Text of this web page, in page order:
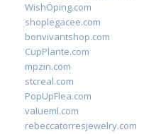
WishOping.com
shoplegacee.com
bonvivantshop.com
CupPlante.com
mpzin.com
stcreal.com
PopUpFlea.com
valueml.com
rebeccatorresjewelry.com